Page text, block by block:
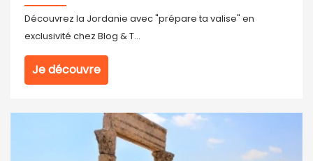
Découvrez la Jordanie avec "prépare ta valise" en
exclusivité chez Blog & T...
Je découvre